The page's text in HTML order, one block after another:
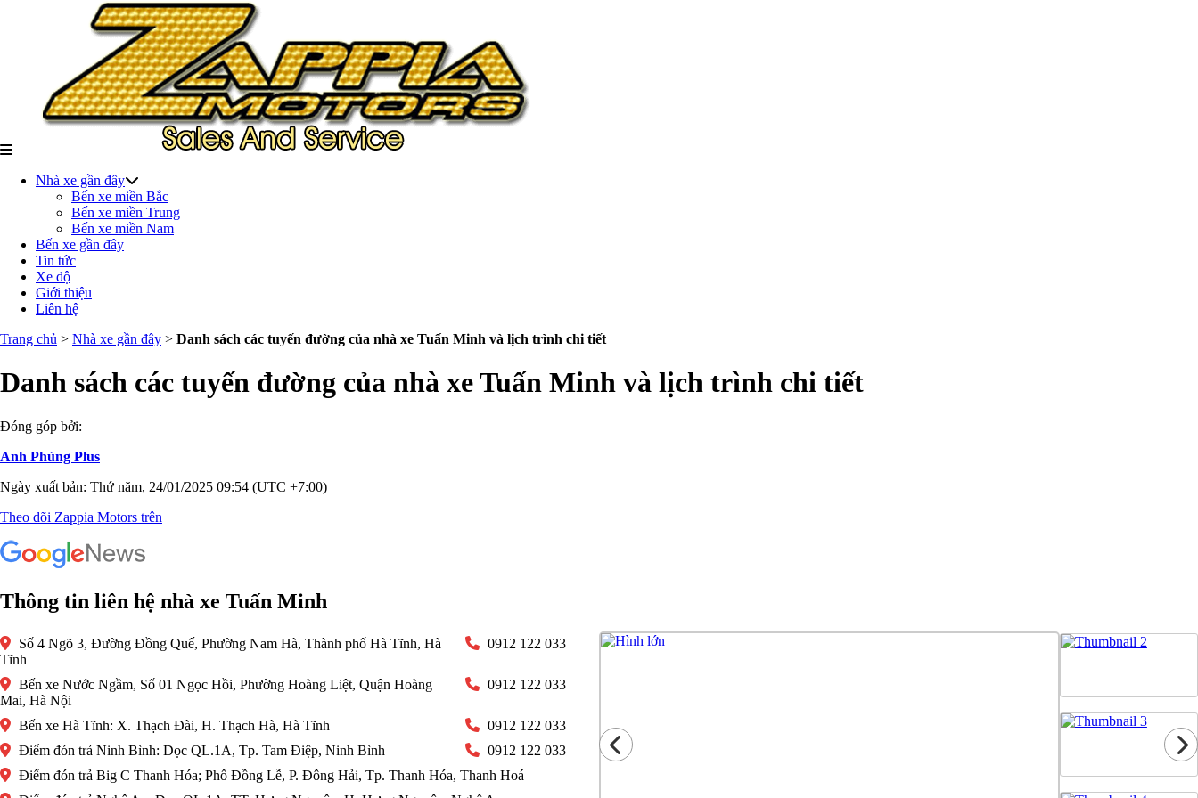
Nhà xe gần đây
Bến xe miền Bắc
Bến xe miền Trung
Bến xe miền Nam
Bến xe gần đây
Tin tức
Xe độ
Giới thiệu
Liên hệ
Trang chủ > Nhà xe gần đây > Danh sách các tuyến đường của nhà xe Tuấn Minh và lịch trình chi tiết
Danh sách các tuyến đường của nhà xe Tuấn Minh và lịch trình chi tiết
Đóng góp bởi:
Anh Phùng Plus
Ngày xuất bản: Thứ năm, 24/01/2025 09:54 (UTC +7:00)
Theo dõi Zappia Motors trên
Thông tin liên hệ nhà xe Tuấn Minh
Số 4 Ngõ 3, Đường Đồng Quế, Phường Nam Hà, Thành phố Hà Tĩnh, Hà
Tĩnh
0912 122 033
Bến xe Nước Ngầm, Số 01 Ngọc Hồi, Phường Hoàng Liệt, Quận Hoàng
Mai, Hà Nội
0912 122 033
Bến xe Hà Tĩnh: X. Thạch Đài, H. Thạch Hà, Hà Tĩnh
0912 122 033
Điểm đón trả Ninh Bình: Dọc QL.1A, Tp. Tam Điệp, Ninh Bình
0912 122 033
Điểm đón trả Big C Thanh Hóa; Phố Đồng Lễ, P. Đông Hải, Tp. Thanh Hóa, Thanh Hoá